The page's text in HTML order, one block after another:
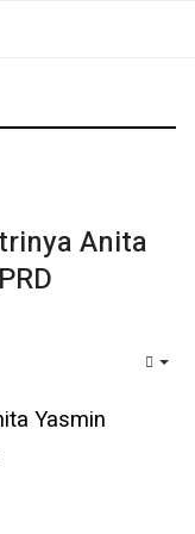
Anita
Yasmin